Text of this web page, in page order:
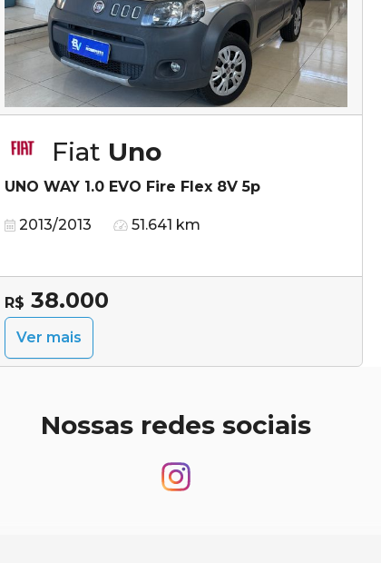
Fiat Uno
UNO WAY 1.0 EVO Fire Flex 8V 5p
2013/2013 51.641 km
R$ 38.000
Ver mais
Nossas redes sociais